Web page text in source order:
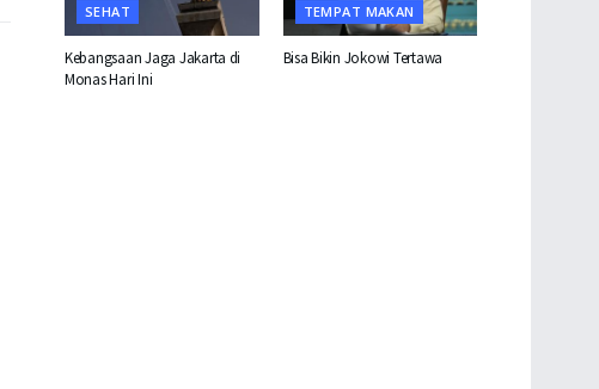
SEHAT
Kebangsaan Jaga Jakarta di
Monas Hari Ini
TEMPAT MAKAN
Bisa Bikin Jokowi Tertawa